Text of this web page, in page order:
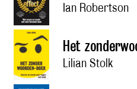
Ian Robertson
Het
Lilian Stolk